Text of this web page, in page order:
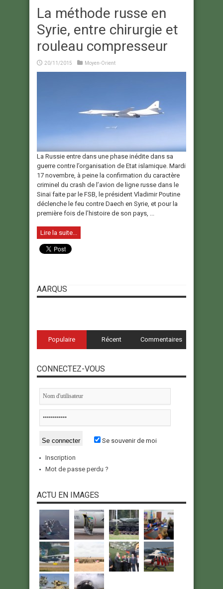
La méthode russe en
Syrie, entre chirurgie et
rouleau compresseur
20/11/2015 Moyen-Orient
La Russie entre dans une phase inédite dans sa
guerre contre l’organisation de Etat islamique. Mardi
17 novembre, à peine la confirmation du caractère
criminel du crash de l’avion de ligne russe dans le
Sinaï faite par le FSB, le président Vladimir Poutine
déclenche le feu contre Daech en Syrie, et pour la
première fois de l’histoire de son pays, ...
Lire la suite...
AARQUS
Populaire Récent Commentaires
CONNECTEZ-VOUS
Se souvenir de moi
Inscription
Mot de passe perdu ?
ACTU EN IMAGES